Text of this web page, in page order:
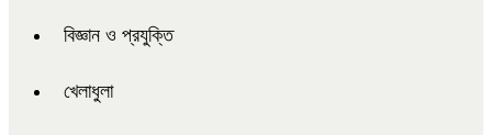
বিজ্ঞান ও প্রযুক্তি
খেলাধুলা